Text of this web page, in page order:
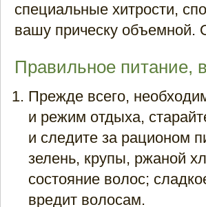
специальные хитрости,
вашу прическу объемной.
Правильное питание,
Прежде всего,
и режим отдыха,
и следите за рационом
зелень, крупы, ржаной
состояние волос;
вредит волосам.